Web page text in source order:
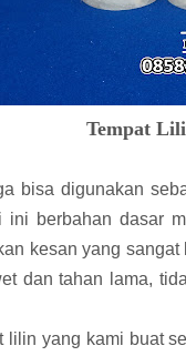
Tempat
bisa digunakan
berbahan dasar
kesan yang
dan tahan lama,
lilin yang kami buat